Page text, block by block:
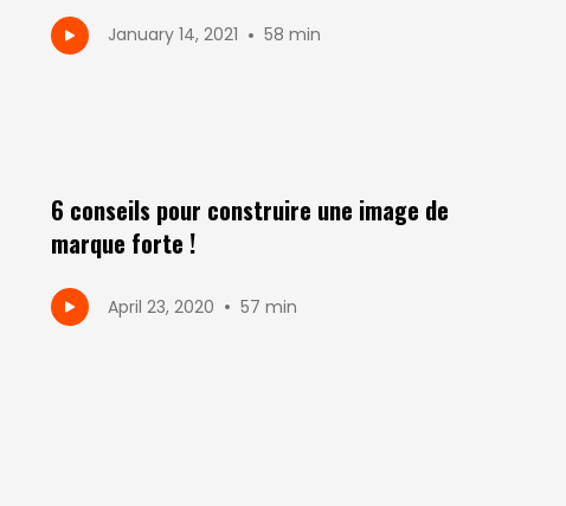
January 14, 2021 • 58 min
6 conseils pour construire une image de
marque forte !
April 23, 2020 • 57 min